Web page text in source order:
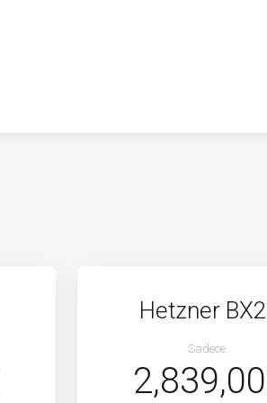
Hetzner
Sadece..